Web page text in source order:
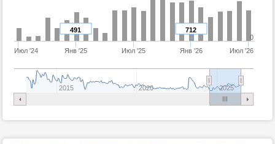
712
491
Июл '24 Янв '25 Июл '25 Янв '26 Июл '26
2015 2020 2025
0